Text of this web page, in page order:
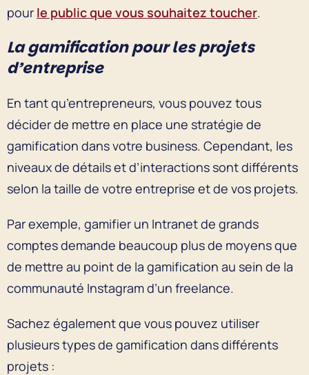
pour le public que vous souhaitez toucher.
La gamification pour les projets
d’entreprise
En tant qu’entrepreneurs, vous pouvez tous
décider de mettre en place une stratégie de
gamification dans votre business. Cependant, les
niveaux de détails et d’interactions sont différents
selon la taille de votre entreprise et de vos projets.
Par exemple, gamifier un Intranet de grands
comptes demande beaucoup plus de moyens que
de mettre au point de la gamification au sein de la
communauté Instagram d’un freelance.
Sachez également que vous pouvez utiliser
plusieurs types de gamification dans différents
projets :